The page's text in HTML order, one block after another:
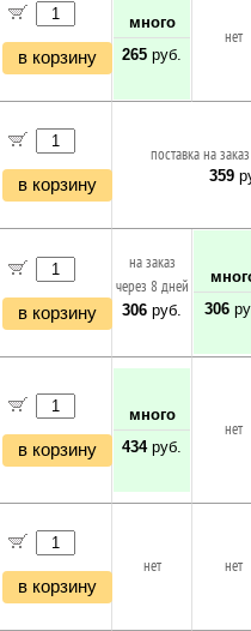
в корзину
много
265 руб.
нет
в корзину
поставка на
359
в корзину
на заказ
через 8 дней
306 руб.
306
в корзину
много
434руб.
нет
в корзину
нет нет